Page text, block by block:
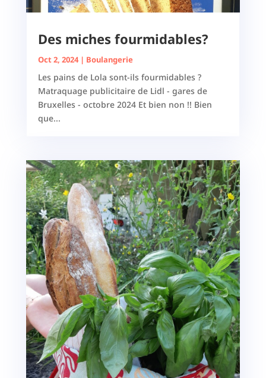
Des miches fourmidables?
Oct 2, 2024| Boulangerie
Les pains de Lola sont-ils fourmidables ?
Matraquage publicitaire de Lidl - gares de
Bruxelles - octobre 2024 Et bien non !! Bien
que...